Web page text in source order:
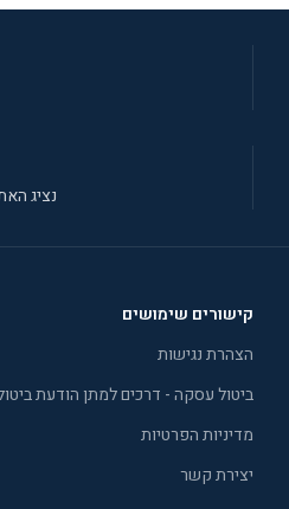
נציג
קישורים שימושים
הצהרת נגישות
ביטול עסקה - דרכים למתן הודעת
מדיניות הפרטיות
יצירת קשר